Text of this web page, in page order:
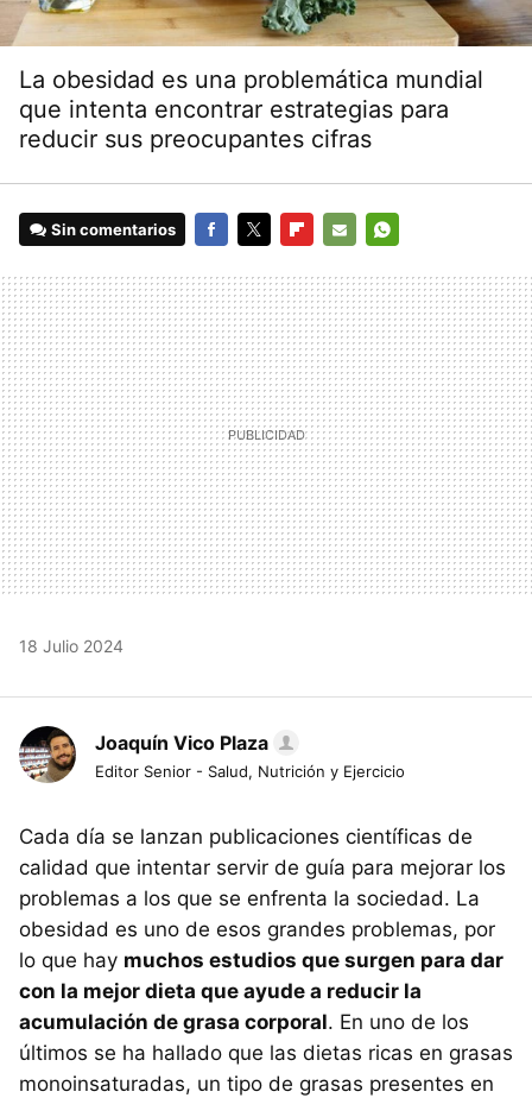
La obesidad es una problemática mundial
que intenta encontrar estrategias para
reducir sus preocupantes cifras
Sin comentarios
MAIL
18 Julio 2024
Joaquín Vico Plaza
Editor Senior - Salud, Nutrición y Ejercicio
Cada día se lanzan publicaciones científicas de
calidad que intentar servir de guía para mejorar los
problemas a los que se enfrenta la sociedad. La
obesidad es uno de esos grandes problemas, por
lo que hay muchos estudios que surgen para dar
con la mejor dieta que ayude a reducir la
acumulación de grasa corporal. En uno de los
últimos se ha hallado que las dietas ricas en grasas
monoinsaturadas, un tipo de grasas presentes en